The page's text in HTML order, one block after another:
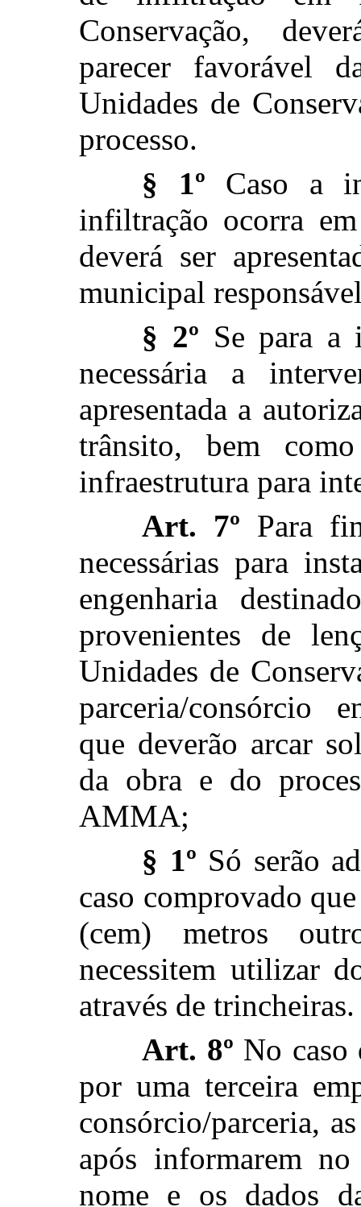
Conservação,
parecer favorável
Unidades de
processo.
§ 1º Caso a
infiltração ocorra
deverá ser
municipal
§ 2º Se para a
necessária a
apresentada a
trânsito, bem
infraestrutura para
Art. 7º Para
necessárias para
engenharia
provenientes de
Unidades de
parceria/consórcio
que deverão arcar
da obra e do
AMMA;
§ 1º Só serão
caso comprovado
(cem) metros
necessitem utilizar
através de trincheiras.
Art. 8º No caso
por uma terceira
consórcio/parceria,
após informarem
nome e os dados